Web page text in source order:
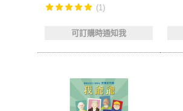
(1)
可訂購時通知我